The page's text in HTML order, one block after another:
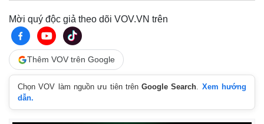
Pháp luật
Quân sự - Quốc phòng
Mời quý độc giả theo dõi VOV.VN trên
Thêm VOV trên Google
Chọn VOV làm nguồn ưu tiên trênGoogle Search. Xem hướng
dẫn.